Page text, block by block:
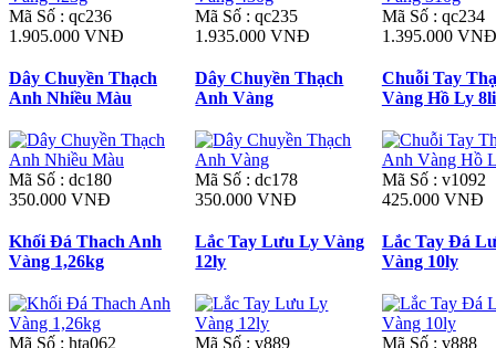
Mã Số : qc236
1.905.000 VNĐ
Mã Số : qc235
1.935.000 VNĐ
Mã Số : qc234
1.395.000 VNĐ
Dây Chuyền Thạch
Anh Nhiều Màu
Mã Số : dc180
350.000 VNĐ
Dây Chuyền Thạch
Anh Vàng
Mã Số : dc178
350.000 VNĐ
Chuỗi Tay
Vàng Hồ Ly 8li
Mã Số : v1092
425.000 VNĐ
Khối Đá Thach Anh
Vàng 1,26kg
Mã Số : hta062
Lắc Tay Lưu Ly Vàng
12ly
Mã Số : v889
Lắc Tay Đá
Vàng 10ly
Mã Số : v888